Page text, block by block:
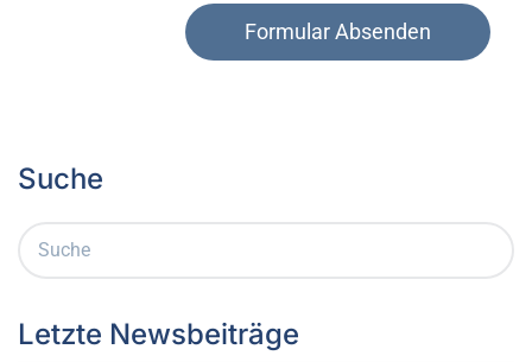
Formular Absenden
Suche
Letzte Newsbeiträge